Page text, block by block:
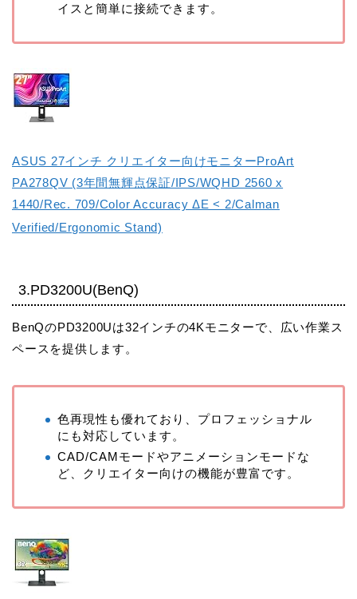
イスと簡単に接続できます。
ASUS 27インチ クリエイター向けモニターProArt
PA278QV (3年間無輝点保証/IPS/WQHD 2560 x
1440/Rec. 709/Color Accuracy ΔE < 2/Calman
Verified/Ergonomic Stand)
3.PD3200U(BenQ)
BenQのPD3200Uは32インチの4Kモニターで、広い作業ス
ペースを提供します。
色再現性も優れており、プロフェッショナル
にも対応しています。
CAD/CAMモードやアニメーションモードな
ど、クリエイター向けの機能が豊富です。